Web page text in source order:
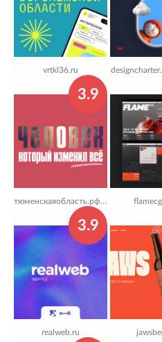
vrtkl36.ru
3.9
тюменскаяобласть.рф/chelovek-kotoryj-izmenil-vse
3.9
realweb.ru